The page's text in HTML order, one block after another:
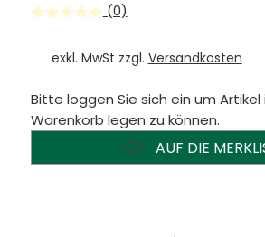
(0)
exkl. MwSt zzgl. Versandkosten
Bitte loggen Sie sich ein um Artikel
Warenkorb legen zu können.
AUF DIE